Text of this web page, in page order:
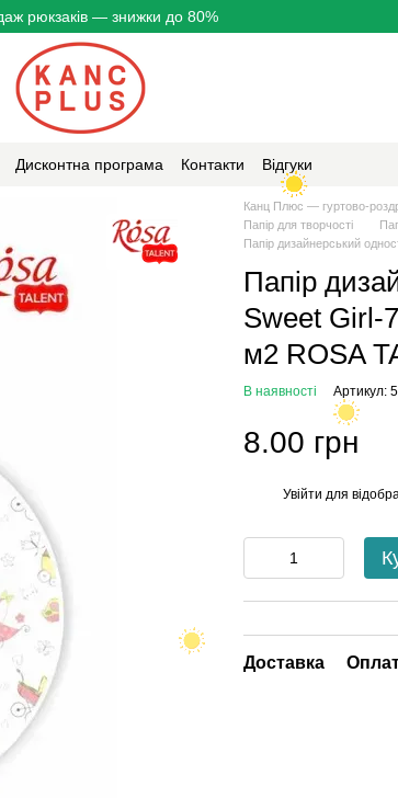
рюкзаків — знижки до 80%
Дисконтна програма Контакти Відгуки
Канц Плюс — гуртово-
Папір для творчості
Папір дизайнерський
Папір
Sweet Girl-
м2 ROSA
В наявності Артикул:
8.00 грн
Увійти для
Доставка